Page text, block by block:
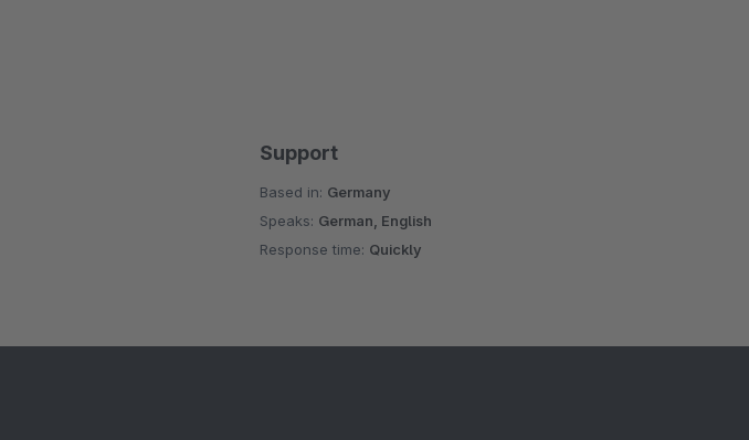
Support
Based in: Germany
Speaks: German, English
Response time: Quickly